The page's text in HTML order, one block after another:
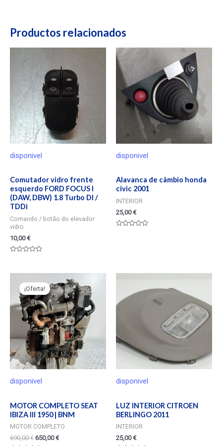
Productos relacionados
disponivel
Comutador vidro frente
esquerdo FORD FOCUS I
(DAW, DBW) 1.8 Turbo DI /
TDDi
Comando / botão do elevador
vidro
10,00€
disponivel
Alavanca de câmbio honda
civic 2001
INTERIOR
25,00€
¡Oferta!
disponivel
¡Oferta!
MOTOR COMPLETO SEAT
IBIZA III 1950 | BNM
MOTOR COMPLETO
690,00€ 650,00€
disponivel
LUZ INTERIOR CITROEN
BERLINGO 2011
INTERIOR
25,00€